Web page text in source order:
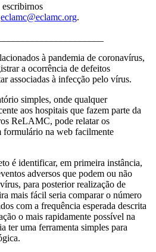
eclamc@eclamc.org.
à pandemia de coronavírus,
a ocorrência de defeitos
associadas à infecção pelo vírus.
simples, onde qualquer
aos hospitais que fazem parte da
ReLAMC, pode relatar os
formulário na web facilmente
é identificar, em primeira instância,
adversos que podem ou não
para posterior realização de
mais fácil seria comparar o número
com a frequência esperada descrita
o mais rapidamente possível na
ter uma ferramenta simples para